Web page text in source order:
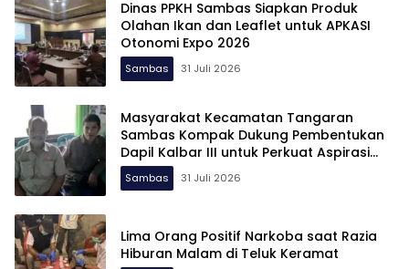
Dinas PPKH Sambas Siapkan Produk
Olahan Ikan dan Leaflet untuk APKASI
Otonomi Expo 2026
Sambas 31 Juli 2026
Masyarakat Kecamatan Tangaran
Sambas Kompak Dukung Pembentukan
Dapil Kalbar III untuk Perkuat Aspirasi
Perbatasan
Sambas 31 Juli 2026
Lima Orang Positif Narkoba saat Razia
Hiburan Malam di Teluk Keramat